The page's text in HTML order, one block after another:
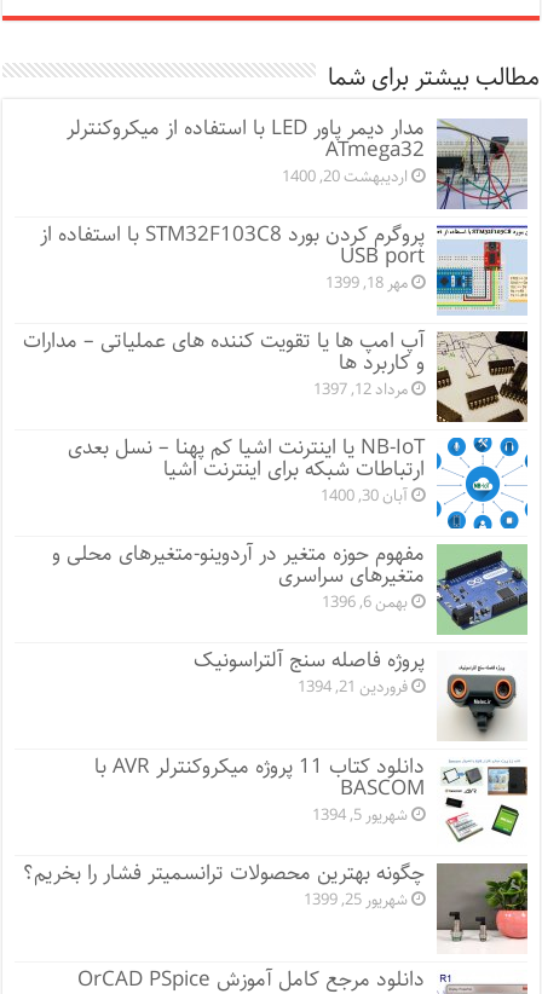
مطالب بیشتر برای شما
مدار دیمر پاور LED با استفاده از میکروکنترلر
ATmega32
اردیبهشت 20, 1400
پروگرم کردن بورد STM32F103C8 با استفاده از
USB port
مهر 18, 1399
آپ امپ ها یا تقویت کننده های عملیاتی – مدارات
و کاربرد ها
مرداد 12, 1397
NB-IoT یا اینترنت اشیا کم پهنا – نسل بعدی
ارتباطات شبکه برای اینترنت اشیا
آبان 30, 1400
مفهوم حوزه متغیر در آردوینو-متغیرهای محلی و
متغیرهای سراسری
بهمن 6, 1396
پروژه فاصله سنج آلتراسونیک
فروردین 21, 1394
دانلود کتاب 11 پروژه میکروکنترلر AVR با
BASCOM
شهریور 5, 1394
چگونه بهترین محصولات ترانسمیتر فشار را بخریم؟
شهریور 25, 1399
دانلود مرجع کامل آموزش OrCAD PSpice